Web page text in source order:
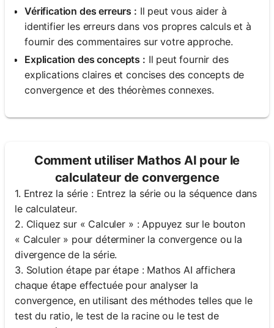
Vérification des erreurs : Il peut vous aider à
identifier les erreurs dans vos propres calculs et à
fournir des commentaires sur votre approche.
Explication des concepts : Il peut fournir des
explications claires et concises des concepts de
convergence et des théorèmes connexes.
Comment utiliser Mathos AI pour le
calculateur de convergence
1. Entrez la série : Entrez la série ou la séquence dans
le calculateur.
2. Cliquez sur « Calculer » : Appuyez sur le bouton
« Calculer » pour déterminer la convergence ou la
divergence de la série.
3. Solution étape par étape : Mathos AI affichera
chaque étape effectuée pour analyser la
convergence, en utilisant des méthodes telles que le
test du ratio, le test de la racine ou le test de